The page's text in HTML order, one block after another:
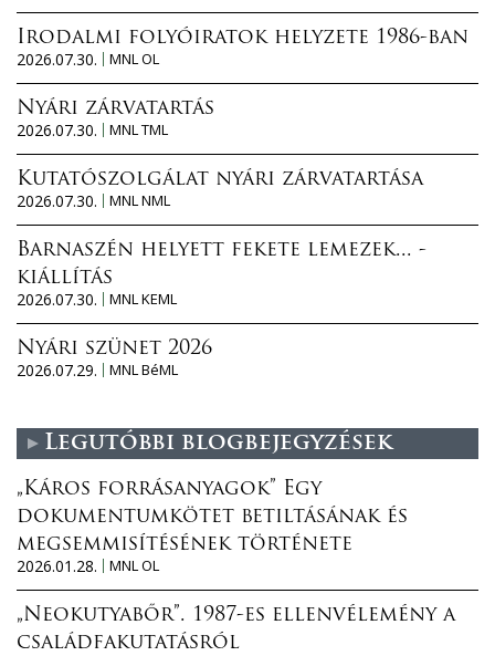
Irodalmi folyóiratok helyzete 1986-ban
2026.07.30.
MNL OL
Nyári zárvatartás
2026.07.30.
MNL TML
Kutatószolgálat nyári zárvatartása
2026.07.30.
MNL NML
Barnaszén helyett fekete lemezek... -
kiállítás
2026.07.30.
MNL KEML
Nyári szünet 2026
2026.07.29.
MNL BéML
Legutóbbi blogbejegyzések
„Káros forrásanyagok” Egy
dokumentumkötet betiltásának és
megsemmisítésének története
2026.01.28.
MNL OL
„Neokutyabőr”. 1987-es ellenvélemény a
családfakutatásról